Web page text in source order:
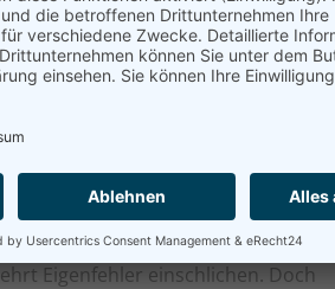
zu einem echten
die mit starken
Diese Präzision ermöglichte ein
in Szene gesetzt werden
Weißenhorn kämpfte sich mit
Eigenfehler einschlichen. Doch